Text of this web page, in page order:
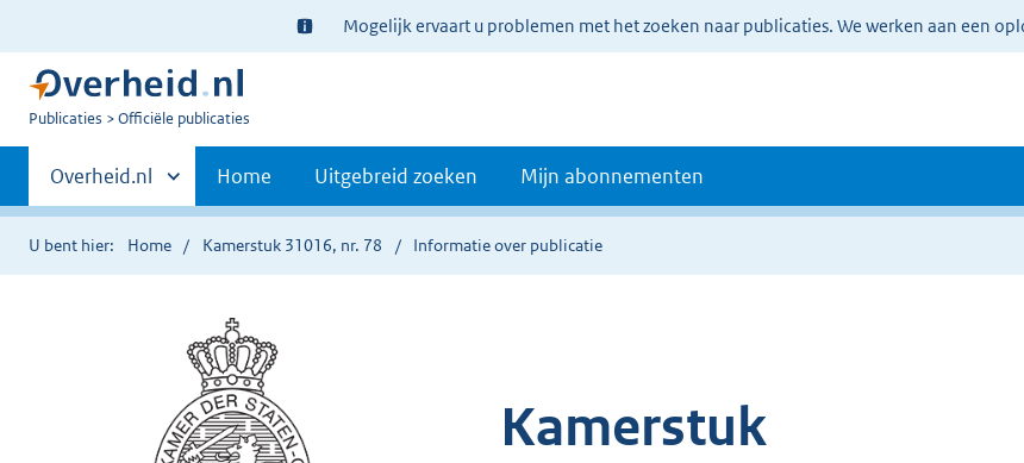
Ter
informatie:
Mogelijk ervaart u problemen met het zoeken naar publicaties. We werken aan een
U
Publicaties Officiële publicaties
Primaire
navigatie
Andere
sites
binnen
Overheid.nl Home Uitgebreid zoeken Mijn abonnementen
U bent hier: Home Kamerstuk 31016, nr. 78 Informatie over publicatie
Kamerstuk